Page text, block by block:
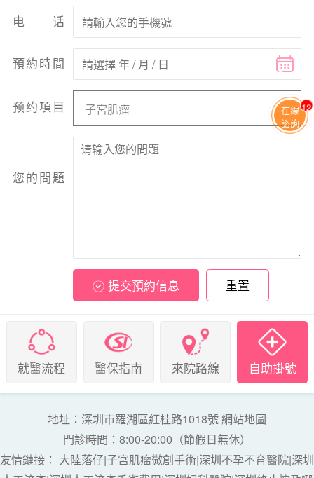
电话
預約時間
预约項目
您的問題
提交預約信息 重置
就醫流程 醫保指南 來院路線 自助掛號
地址：深圳市羅湖區紅桂路1018號網站地圖
門診時間：8:00-20:00（節假日無休）
友情鏈接： 大陸落仔|子宮肌瘤微創手術|深圳不孕不育醫院|深圳
在線
諮詢
13